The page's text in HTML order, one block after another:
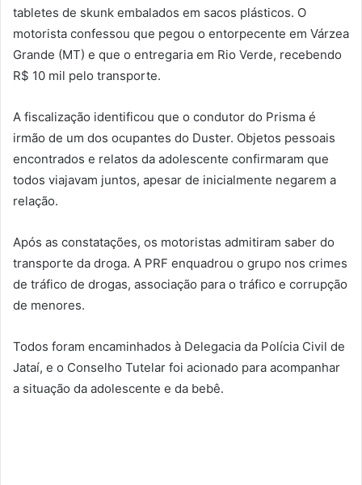
tabletes de skunk embalados em sacos plásticos. O
motorista confessou que pegou o entorpecente em Várzea
Grande (MT) e que o entregaria em Rio Verde, recebendo
R$ 10 mil pelo transporte.
A fiscalização identificou que o condutor do Prisma é
irmão de um dos ocupantes do Duster. Objetos pessoais
encontrados e relatos da adolescente confirmaram que
todos viajavam juntos, apesar de inicialmente negarem a
relação.
Após as constatações, os motoristas admitiram saber do
transporte da droga. A PRF enquadrou o grupo nos crimes
de tráfico de drogas, associação para o tráfico e corrupção
de menores.
Todos foram encaminhados à Delegacia da Polícia Civil de
Jataí, e o Conselho Tutelar foi acionado para acompanhar
a situação da adolescente e da bebê.